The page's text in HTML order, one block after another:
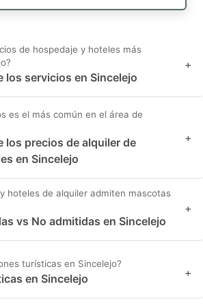
de hospedaje y hoteles más
los servicios en Sincelejo
+
es el más común en el área de
los precios de alquiler de
en Sincelejo
+
hoteles de alquiler admiten mascotas
vs No admitidas en Sincelejo
+
turísticas en Sincelejo?
en Sincelejo +